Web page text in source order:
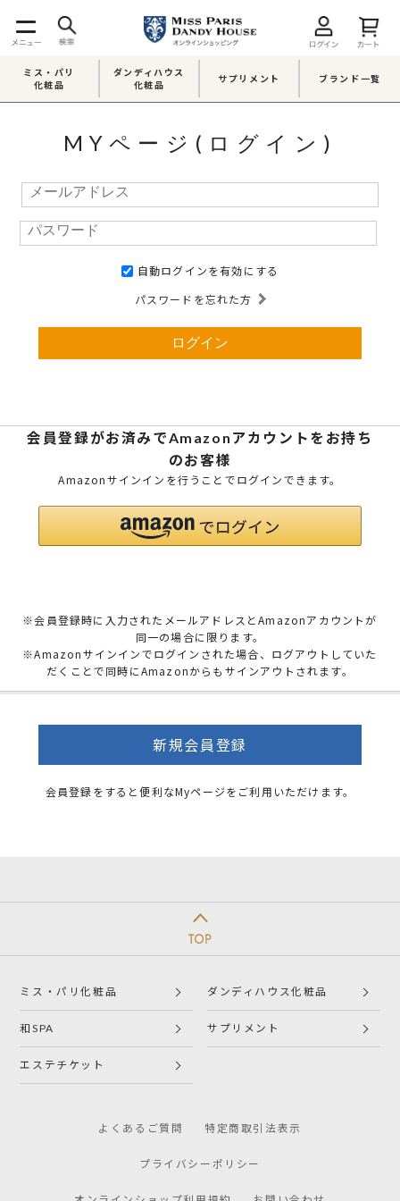
ミス・パリ
化粧品
ダンディハウス
化粧品
サプリメント ブランド一覧
MYページ(ログイン)
自動ログインを有効にする
パスワードを忘れた方
会員登録がお済みでAmazonアカウントをお持ち
のお客様
Amazonサインインを行うことでログインできます。
※会員登録時に入力されたメールアドレスとAmazonアカウントが
同一の場合に限ります。
※Amazonサインインでログインされた場合、ログアウトしていた
だくことで同時にAmazonからもサインアウトされます。
新規会員登録
会員登録をすると便利なMyページをご利用いただけます。
ミス・パリ化粧品 ダンディハウス化粧品
和SPA サプリメント
エステチケット
よくあるご質問 特定商取引法表示
プライバシーポリシー